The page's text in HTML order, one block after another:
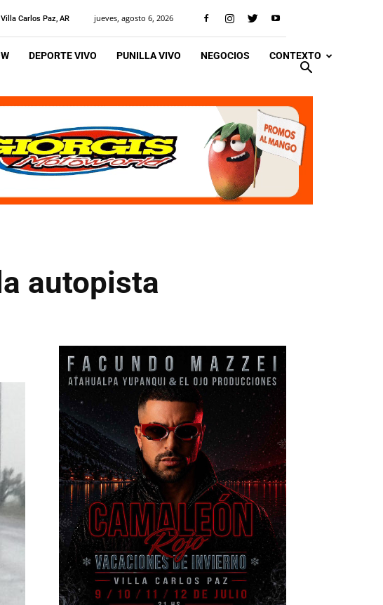
Villa Carlos Paz, AR jueves, agosto 6, 2026
DEPORTE VIVO PUNILLA VIVO NEGOCIOS CONTEXTO
autopista